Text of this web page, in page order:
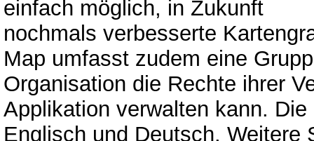
einfach möglich, in Zukunft
nochmals verbesserte
Map umfasst zudem eine
Organisation die Rechte ihrer
Applikation verwalten kann.
Englisch und Deutsch. Weitere